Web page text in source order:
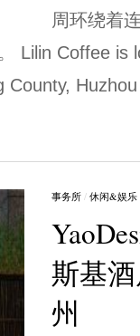
周环绕着
Lilin Coffee is
County,
事务所 / 休闲&娱乐
斯基
州